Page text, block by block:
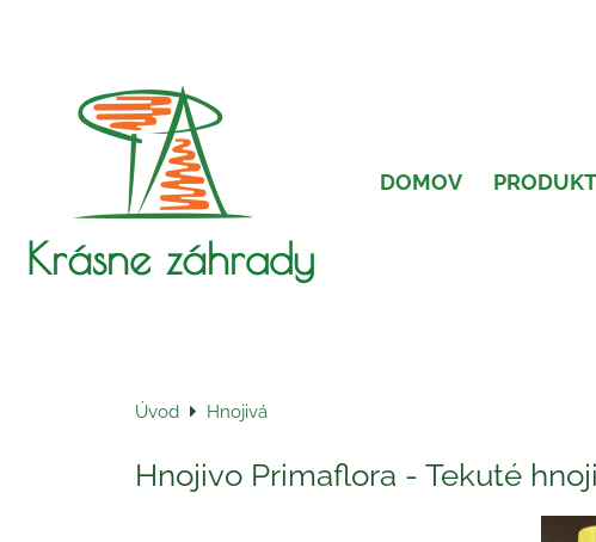
Krásne záhrady
DOMOV
Úvod Hnojivá
Hnojivo Primaflora - Tekuté